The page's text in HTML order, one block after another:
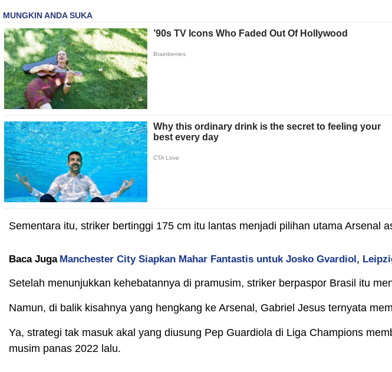
Sementara itu, striker bertinggi 175 cm itu lantas menjadi pilihan utama Arsenal
Baca Juga Manchester City Siapkan Mahar Fantastis untuk Josko Gvardiol,
Setelah menunjukkan kehebatannya di pramusim, striker berpaspor Brasil itu
Namun, di balik kisahnya yang hengkang ke Arsenal, Gabriel Jesus ternyata
Ya, strategi tak masuk akal yang diusung Pep Guardiola di Liga Champions
musim panas 2022 lalu.